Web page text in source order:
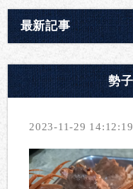
最新記事
勢
2023-11-29 14:12:19